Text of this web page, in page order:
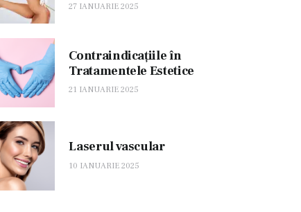
27 IANUARIE 2025
Contraindicațiile în
Tratamentele Estetice
21 IANUARIE 2025
Laserul vascular
10 IANUARIE 2025